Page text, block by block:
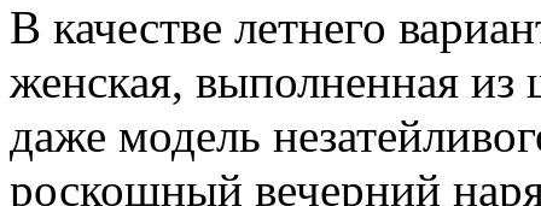
В качестве летнего
женская, выполненная из
даже модель
роскошный вечерний